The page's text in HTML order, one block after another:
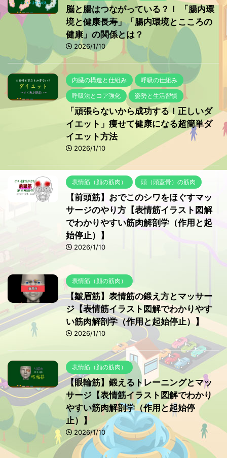
脳と腸はつながっている？！ 「腸内環
境と健康長寿」「腸内環境とこころの
健康」の関係とは？
2026/1/10
内臓の構造と仕組み 呼吸の仕組み
呼吸法とコア強化 姿勢と生活習慣
「頑張らないから成功する！正しいダ
イエット」痩せて健康になる超簡単ダ
イエット方法
2026/1/10
表情筋（顔の筋肉） 頭（頭蓋骨）の筋肉
【前頭筋】おでこのシワをほぐすマッ
サージのやり方【表情筋イラスト図解
でわかりやすい筋肉解剖学（作用と起
始停止）】
2026/1/10
表情筋（顔の筋肉）
【皺眉筋】表情筋の鍛え方とマッサー
ジ【表情筋イラスト図解でわかりやす
い筋肉解剖学（作用と起始停止）】
2026/1/10
表情筋（顔の筋肉）
【眼輪筋】鍛えるトレーニングとマッ
サージ【表情筋イラスト図解でわかり
やすい筋肉解剖学（作用と起始停
止）】
2026/1/10